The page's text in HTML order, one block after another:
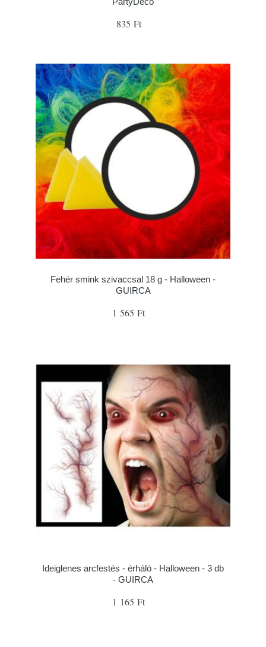
835 Ft
Fehér smink szivaccsal 18 g - Halloween -
GUIRCA
1 565 Ft
Ideiglenes arcfestés - érháló - Halloween - 3 db
- GUIRCA
1 165 Ft